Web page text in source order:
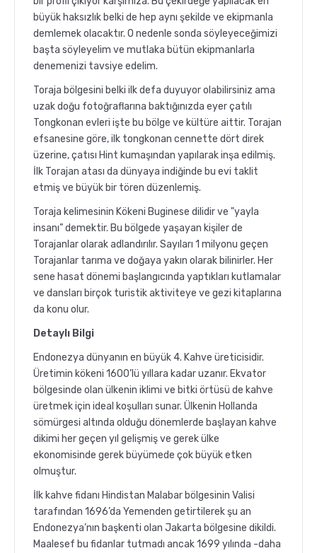
büyük haksızlık belki de hep aynı şekilde ve ekipmanla
demlemek olacaktır. O nedenle sonda söyleyeceğimizi
başta söyleyelim ve mutlaka bütün ekipmanlarla
denemenizi tavsiye edelim.
Toraja bölgesini belki ilk defa duyuyor olabilirsiniz ama
uzak doğu fotoğraflarına baktığınızda eyer çatılı
Tongkonan evleri işte bu bölge ve kültüre aittir. Torajan
efsanesine göre, ilk tongkonan cennette dört direk
üzerine, çatısı Hint kumaşından yapılarak inşa edilmiş.
İlk Torajan atası da dünyaya indiğinde bu evi taklit
etmiş ve büyük bir tören düzenlemiş.
Toraja kelimesinin Kökeni Buginese dilidir ve "yayla
insanı” demektir. Bu bölgede yaşayan kişiler de
Torajanlar olarak adlandırılır. Sayıları 1 milyonu geçen
Torajanlar tarıma ve doğaya yakın olarak bilinirler. Her
sene hasat dönemi başlangıcında yaptıkları kutlamalar
ve dansları birçok turistik aktiviteye ve gezi kitaplarına
da konu olur.
Detaylı Bilgi
Endonezya dünyanın en büyük 4. Kahve üreticisidir.
Üretimin kökeni 1600’lü yıllara kadar uzanır. Ekvator
bölgesinde olan ülkenin iklimi ve bitki örtüsü de kahve
üretmek için ideal koşulları sunar. Ülkenin Hollanda
sömürgesi altında olduğu dönemlerde başlayan kahve
dikimi her geçen yıl gelişmiş ve gerek ülke
ekonomisinde gerek büyümede çok büyük etken
olmuştur.
İlk kahve fidanı Hindistan Malabar bölgesinin Valisi
tarafından 1696’da Yemenden getirtilerek şu an
Endonezya’nın başkenti olan Jakarta bölgesine dikildi.
Maalesef bu fidanlar tutmadı ancak 1699 yılında -daha